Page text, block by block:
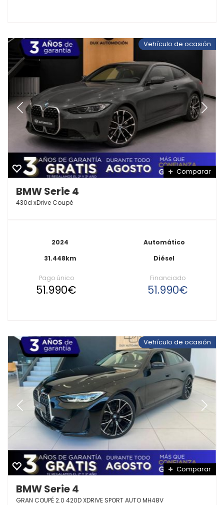
Vehículo de ocasión
Comparar
BMW Serie 4
430d xDrive Coupé
2024
31.448km
Automático
Diésel
Pago único
51.990€
Financiado
51.990€
Vehículo de ocasión
Comparar
BMW Serie 4
GRAN COUPÉ 2.0 420D XDRIVE SPORT AUTO MH48V